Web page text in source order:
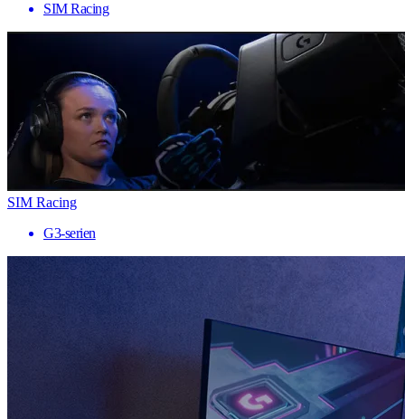
SIM Racing
SIM Racing
G3-serien